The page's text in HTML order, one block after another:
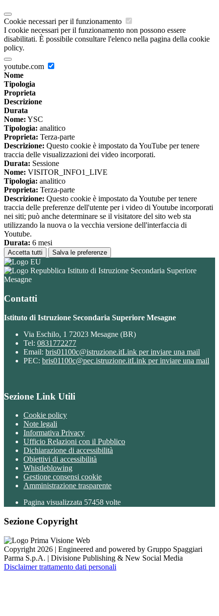
Cookie necessari per il funzionamento
I cookie necessari per il funzionamento non possono essere
disabilitati. È possibile consultare l'elenco nella pagina della cookie
policy.
youtube.com
Nome
Tipologia
Proprieta
Descrizione
Durata
Nome: YSC
Tipologia: analitico
Proprieta: Terza-parte
Descrizione: Questo cookie è impostato da YouTube per tenere
traccia delle visualizzazioni dei video incorporati.
Durata: Sessione
Nome: VISITOR_INFO1_LIVE
Tipologia: analitico
Proprieta: Terza-parte
Descrizione: Questo cookie è impostato da Youtube per tenere
traccia delle preferenze dell'utente per i video di Youtube incorporati
nei siti; può anche determinare se il visitatore del sito web sta
utilizzando la nuova o la vecchia versione dell'interfaccia di
Youtube.
Durata: 6 mesi
Accetta tutti Salva le preferenze
Istituto di Istruzione Secondaria Superiore
Mesagne
Contatti
Istituto di Istruzione Secondaria Superiore Mesagne
Via Eschilo, 1 72023 Mesagne (BR)
Tel: 0831772277
Email: bris01100c@istruzione.itLink per inviare una mail
PEC: bris01100c@pec.istruzione.itLink per inviare una mail
Sezione Link Utili
Cookie policy
Note legali
Informativa Privacy
Ufficio Relazioni con il Pubblico
Dichiarazione di accessibilità
Obiettivi di accessibilità
Whistleblowing
Gestione consensi cookie
Amministrazione trasparente
Pagina visualizzata 57458 volte
Sezione Copyright
Copyright 2026 | Engineered and powered by Gruppo Spaggiari
Parma S.p.A. | Divisione Publishing & New Social Media
Disclaimer trattamento dati personali